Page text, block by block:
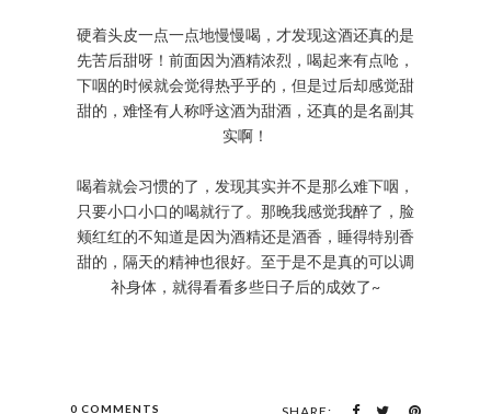
硬着头皮一点一点地慢慢喝，才发现这酒还真的是
先苦后甜呀！前面因为酒精浓烈，喝起来有点呛，
下咽的时候就会觉得热乎乎的，但是过后却感觉甜
甜的，难怪有人称呼这酒为甜酒，还真的是名副其
实啊！
喝着就会习惯的了，发现其实并不是那么难下咽，
只要小口小口的喝就行了。那晚我感觉我醉了，脸
颊红红的不知道是因为酒精还是酒香，睡得特别香
甜的，隔天的精神也很好。至于是不是真的可以调
补身体，就得看看多些日子后的成效了~
0 COMMENTS